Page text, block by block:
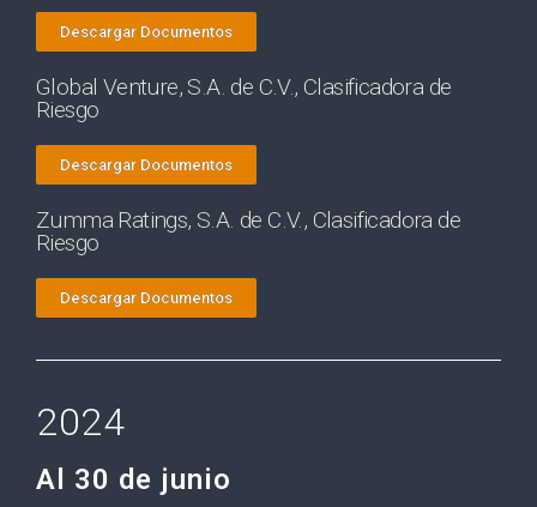
Descargar Documentos
Global Venture, S.A. de C.V., Clasificadora de
Riesgo
Descargar Documentos
Zumma Ratings, S.A. de C.V., Clasificadora de
Riesgo
Descargar Documentos
2024
Al 30 de junio